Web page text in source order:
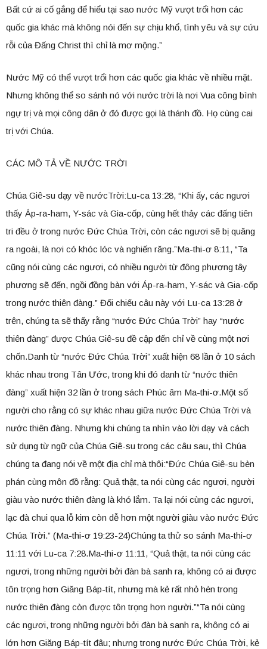
Bất cứ ai cố gắng để hiểu tại sao nước Mỹ vượt trổi hơn các
quốc gia khác mà không nói đến sự chịu khổ, tình yêu và sự cứu
rỗi của Đấng Christ thì chỉ là mơ mộng.”
Nước Mỹ có thể vượt trổi hơn các quốc gia khác về nhiều mặt.
Nhưng không thể so sánh nó với nước trời là nơi Vua công bình
ngự trị và mọi công dân ở đó được gọi là thánh đồ. Họ cùng cai
trị với Chúa.
CÁC MÔ TẢ VỀ NƯỚC TRỜI
Chúa Giê-su dạy về nướcTrời:Lu-ca 13:28, “Khi ấy, các ngươi
thấy Áp-ra-ham, Y-sác và Gia-cốp, cùng hết thảy các đấng tiên
tri đều ở trong nước Đức Chúa Trời, còn các ngươi sẽ bị quăng
ra ngoài, là nơi có khóc lóc và nghiến răng.”Ma-thi-ơ 8:11, “Ta
cũng nói cùng các ngươi, có nhiều người từ đông phương tây
phương sẽ đến, ngồi đồng bàn với Áp-ra-ham, Y-sác và Gia-cốp
trong nước thiên đàng.” Đối chiếu câu này với Lu-ca 13:28 ở
trên, chúng ta sẽ thấy rằng “nước Đức Chúa Trời” hay “nước
thiên đàng” được Chúa Giê-su đề cập đến chỉ về cùng một nơi
chốn.Danh từ “nước Đức Chúa Trời” xuất hiện 68 lần ở 10 sách
khác nhau trong Tân Ước, trong khi đó danh từ “nước thiên
đàng” xuất hiện 32 lần ở trong sách Phúc âm Ma-thi-ơ.Một số
người cho rằng có sự khác nhau giữa nước Đức Chúa Trời và
nước thiên đàng. Nhưng khi chúng ta nhìn vào lời dạy và cách
sử dụng từ ngữ của Chúa Giê-su trong các câu sau, thì Chúa
chúng ta đang nói về một địa chỉ mà thôi:“Đức Chúa Giê-su bèn
phán cùng môn đồ rằng: Quả thật, ta nói cùng các ngươi, người
giàu vào nước thiên đàng là khó lắm. Ta lại nói cùng các ngươi,
lạc đà chui qua lỗ kim còn dễ hơn một người giàu vào nước Đức
Chúa Trời.” (Ma-thi-ơ 19:23-24)Chúng ta thử so sánh Ma-thi-ơ
11:11 với Lu-ca 7:28.Ma-thi-ơ 11:11, “Quả thật, ta nói cùng các
ngươi, trong những người bởi đàn bà sanh ra, không có ai được
tôn trọng hơn Giăng Báp-tít, nhưng mà kẻ rất nhỏ hèn trong
nước thiên đàng còn được tôn trọng hơn người.”“Ta nói cùng
các ngươi, trong những người bởi đàn bà sanh ra, không có ai
lớn hơn Giăng Báp-tít đâu; nhưng trong nước Đức Chúa Trời, kẻ